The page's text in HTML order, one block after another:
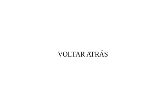
VOLTAR ATRÁS